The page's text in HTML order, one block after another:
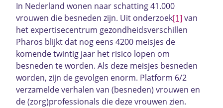
In Nederland wonen naar schatting 41.000
vrouwen die besneden zijn. Uit onderzoek[1] van
het expertisecentrum gezondheidsverschillen
Pharos blijkt dat nog eens 4200 meisjes de
komende twintig jaar het risico lopen om
besneden te worden. Als deze meisjes besneden
worden, zijn de gevolgen enorm. Platform 6/2
verzamelde verhalen van (besneden) vrouwen en
de (zorg)professionals die deze vrouwen zien.